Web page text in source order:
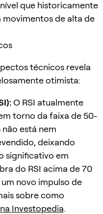
que historicamente
de alta de
técnicos revela
otimista:
O RSI atualmente
torno da faixa de 50-
está nem
deixando
significativo em
do RSI acima de 70
novo impulso de
sobre como
Investopedia.